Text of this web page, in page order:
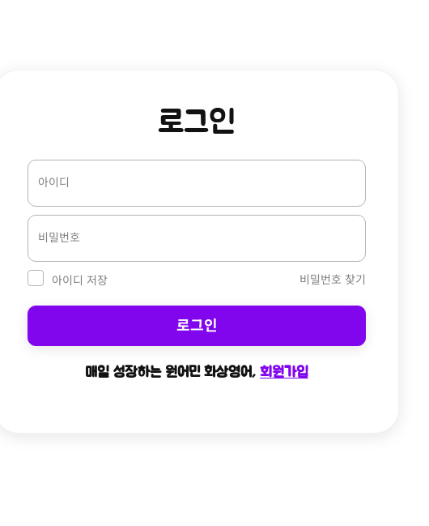
로그인
아이디
비밀번호
아이디 저장 비밀번호 찾기
로그인
매일 성장하는 원어민 화상영어, 회원가입